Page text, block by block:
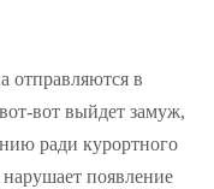
отправляются в
вот выйдет замуж,
ради курортного
появление